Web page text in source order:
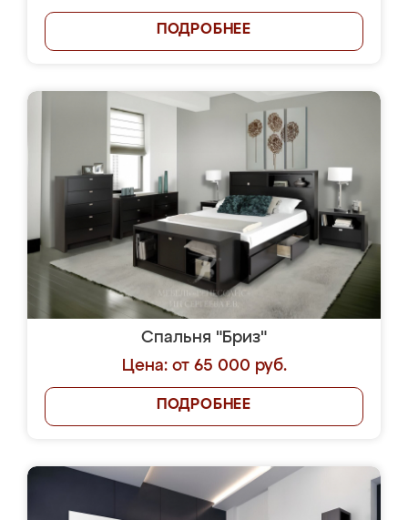
ПОДРОБНЕЕ
Спальня "Бриз"
Цена: от 65 000 руб.
ПОДРОБНЕЕ